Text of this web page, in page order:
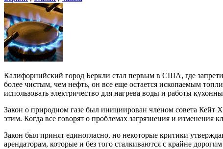
Калифорнийский город Беркли стал первым в США, где
более чистым, чем нефть, он все еще остается ископаемым
использовать электричество для нагрева воды и работы
Закон о природном газе был инициирован членом совета Кейт
этим. Когда все говорят о проблемах загрязнения и
Закон был принят единогласно, но некоторые критики
арендаторам, которые и без того сталкиваются с крайне